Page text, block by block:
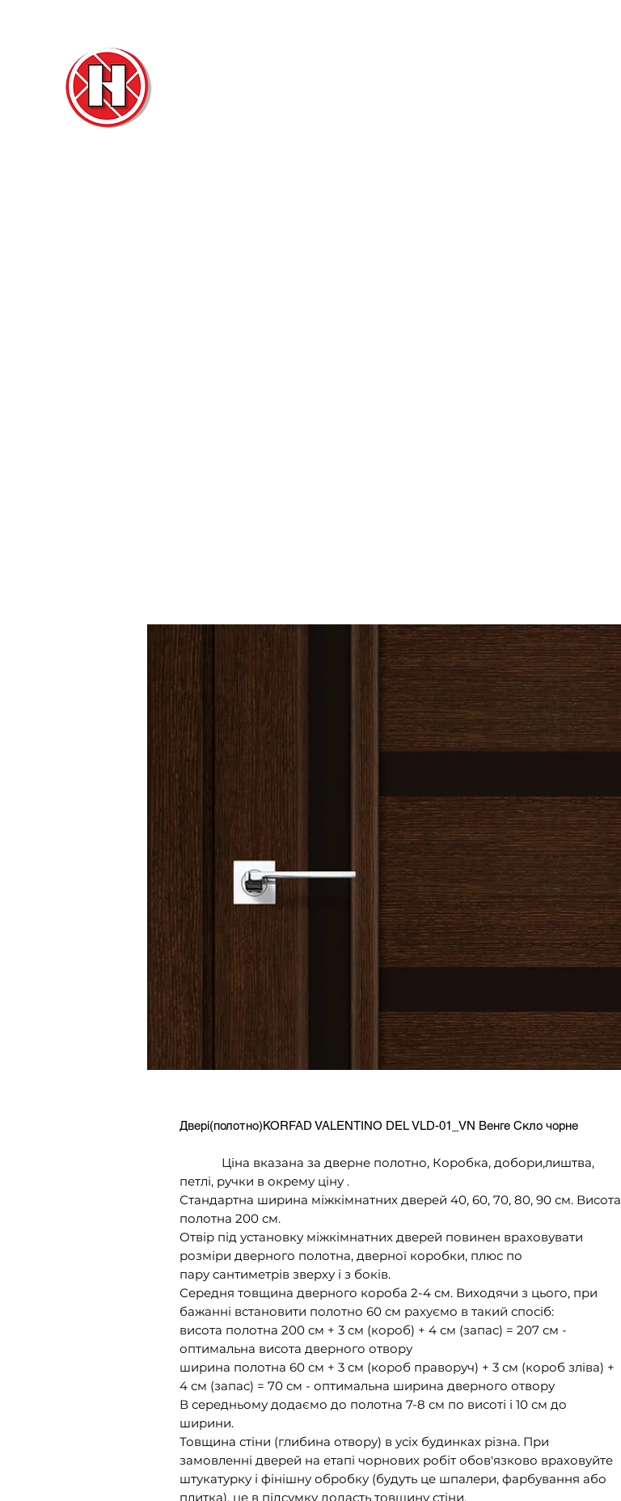
Двері(полотно)KORFAD VALENTINO DEL VLD-01_VN Венге Скло чорне
Ціна вказана за дверне полотно, Коробка, добори,лиштва,
петлі, ручки в окрему ціну .
Стандартна ширина міжкімнатних дверей 40, 60, 70, 80, 90 см. Висота
полотна 200 см.
Отвір під установку міжкімнатних дверей повинен враховувати
розміри дверного полотна, дверної коробки, плюс по
пару сантиметрів зверху і з боків.
Середня товщина дверного короба 2-4 см. Виходячи з цього, при
бажанні встановити полотно 60 см рахуємо в такий спосіб:
висота полотна 200 см + 3 см (короб) + 4 см (запас) = 207 см -
оптимальна висота дверного отвору
ширина полотна 60 см + 3 см (короб праворуч) + 3 см (короб зліва) +
4 см (запас) = 70 см - оптимальна ширина дверного отвору
В середньому додаємо до полотна 7-8 см по висоті і 10 см до
ширини.
Товщина стіни (глибина отвору) в усіх будинках різна. При
замовленні дверей на етапі чорнових робіт обов'язково враховуйте
штукатурку і фінішну обробку (будуть це шпалери, фарбування або
плитка), це в підсумку додасть товщину стіни.